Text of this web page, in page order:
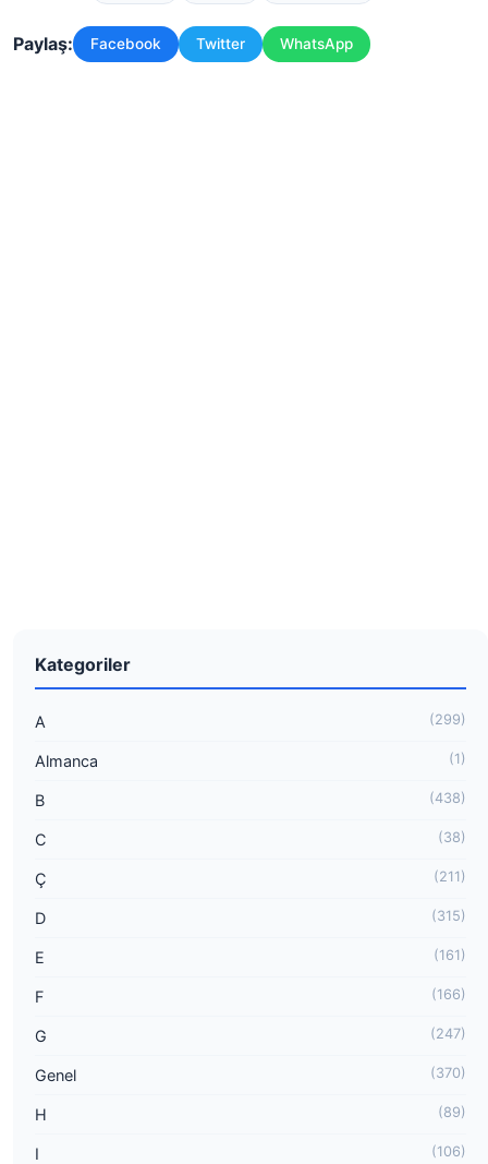
Paylaş: Facebook Twitter WhatsApp
Kategoriler
A (299)
Almanca (1)
B (438)
C (38)
Ç (211)
D (315)
E (161)
F (166)
G (247)
Genel (370)
H (89)
I (106)